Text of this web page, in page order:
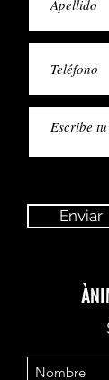
Enviar